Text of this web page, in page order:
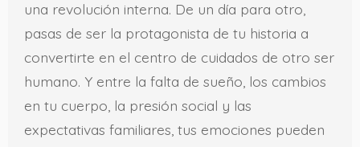
una revolución interna. De un día para otro,
pasas de ser la protagonista de tu historia a
convertirte en el centro de cuidados de otro ser
humano. Y entre la falta de sueño, los cambios
en tu cuerpo, la presión social y las
expectativas familiares, tus emociones pueden